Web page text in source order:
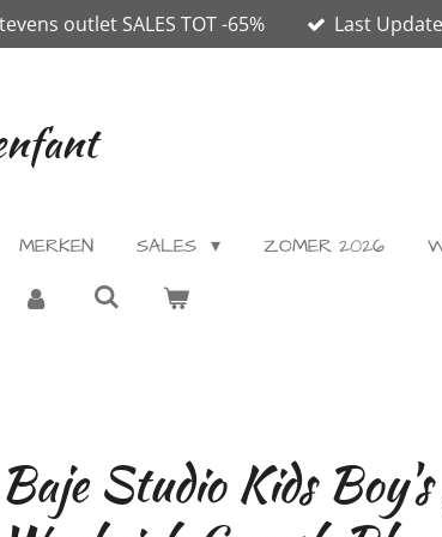
tevens outlet SALES TOT -65% Last
MERKEN SALES ZOMER 2026
Baje Studio Kids